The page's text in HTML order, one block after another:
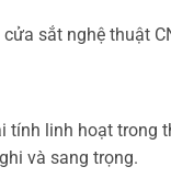
sắt nghệ thuật
tính linh hoạt trong
và sang trọng.